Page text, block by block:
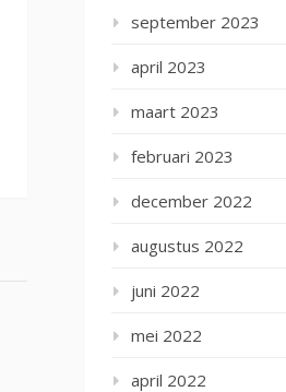
september 2023
april 2023
maart 2023
februari 2023
december 2022
augustus 2022
juni 2022
mei 2022
april 2022